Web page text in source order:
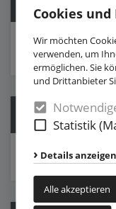
Cookies
Wir möchten
verwenden, um
ermöglichen. Sie
und Drittanbieter
Statistik
Details anzeigen
Alle akzeptieren
Mitglied
» Download